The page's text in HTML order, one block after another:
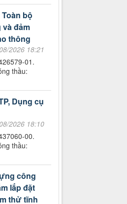
bộ
đảm
thông
2026 18:21
01.
thầu:
Dụng cụ
2026 18:10
00.
thầu:
công
lắp đặt
thử tĩnh